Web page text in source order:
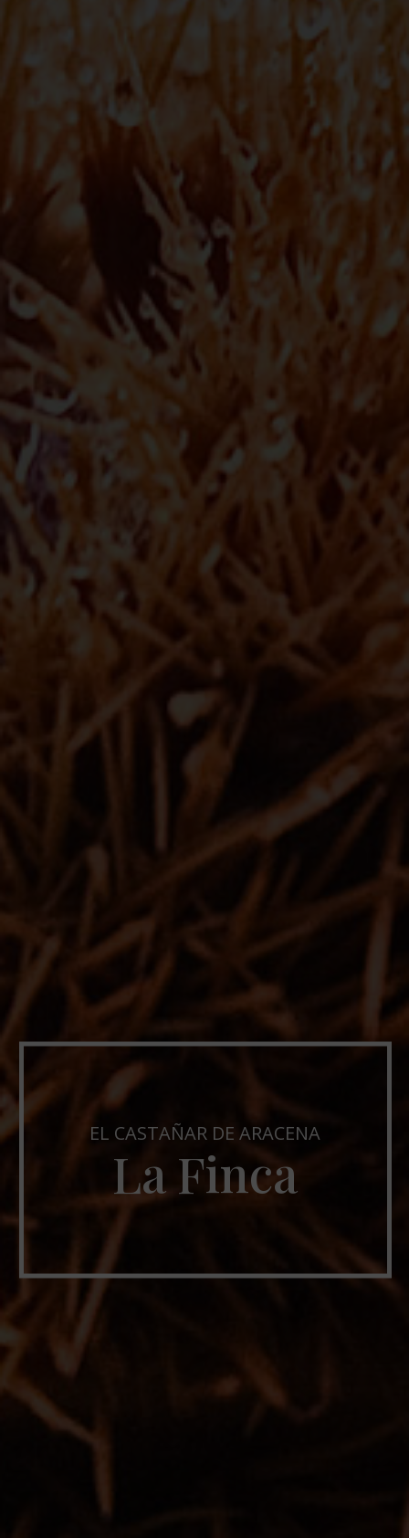
EL CASTAÑAR DE ARACENA
La Finca